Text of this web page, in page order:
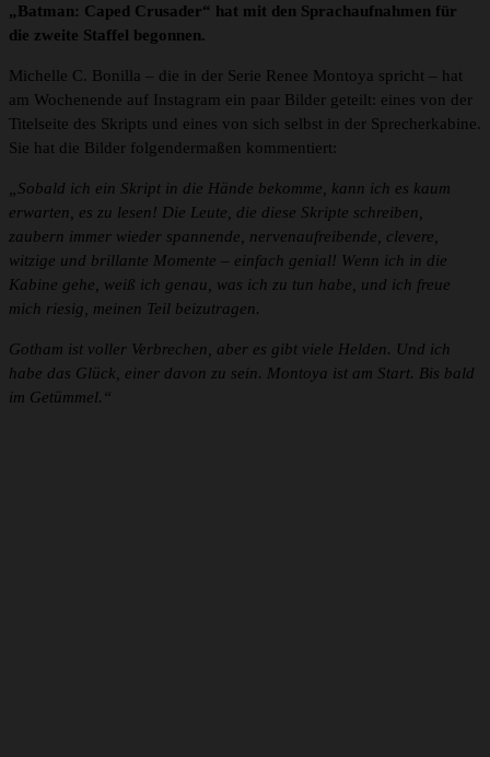
„Batman: Caped Crusader“ hat mit den Sprachaufnahmen für
die zweite Staffel begonnen.
Michelle C. Bonilla – die in der Serie Renee Montoya spricht – hat
am Wochenende auf Instagram ein paar Bilder geteilt: eines von der
Titelseite des Skripts und eines von sich selbst in der Sprecherkabine.
Sie hat die Bilder folgendermaßen kommentiert:
„Sobald ich ein Skript in die Hände bekomme, kann ich es kaum
erwarten, es zu lesen! Die Leute, die diese Skripte schreiben,
zaubern immer wieder spannende, nervenaufreibende, clevere,
witzige und brillante Momente – einfach genial! Wenn ich in die
Kabine gehe, weiß ich genau, was ich zu tun habe, und ich freue
mich riesig, meinen Teil beizutragen.
Gotham ist voller Verbrechen, aber es gibt viele Helden. Und ich
habe das Glück, einer davon zu sein. Montoya ist am Start. Bis bald
im Getümmel.“